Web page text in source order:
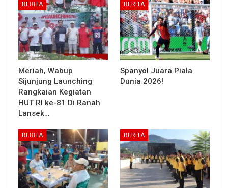
BERITA
Meriah, Wabup
Sijunjung Launching
Rangkaian Kegiatan
HUT RI ke-81 Di Ranah
Lansek…
BERITA
Spanyol Juara Piala
Dunia 2026!
BERITA BERITA